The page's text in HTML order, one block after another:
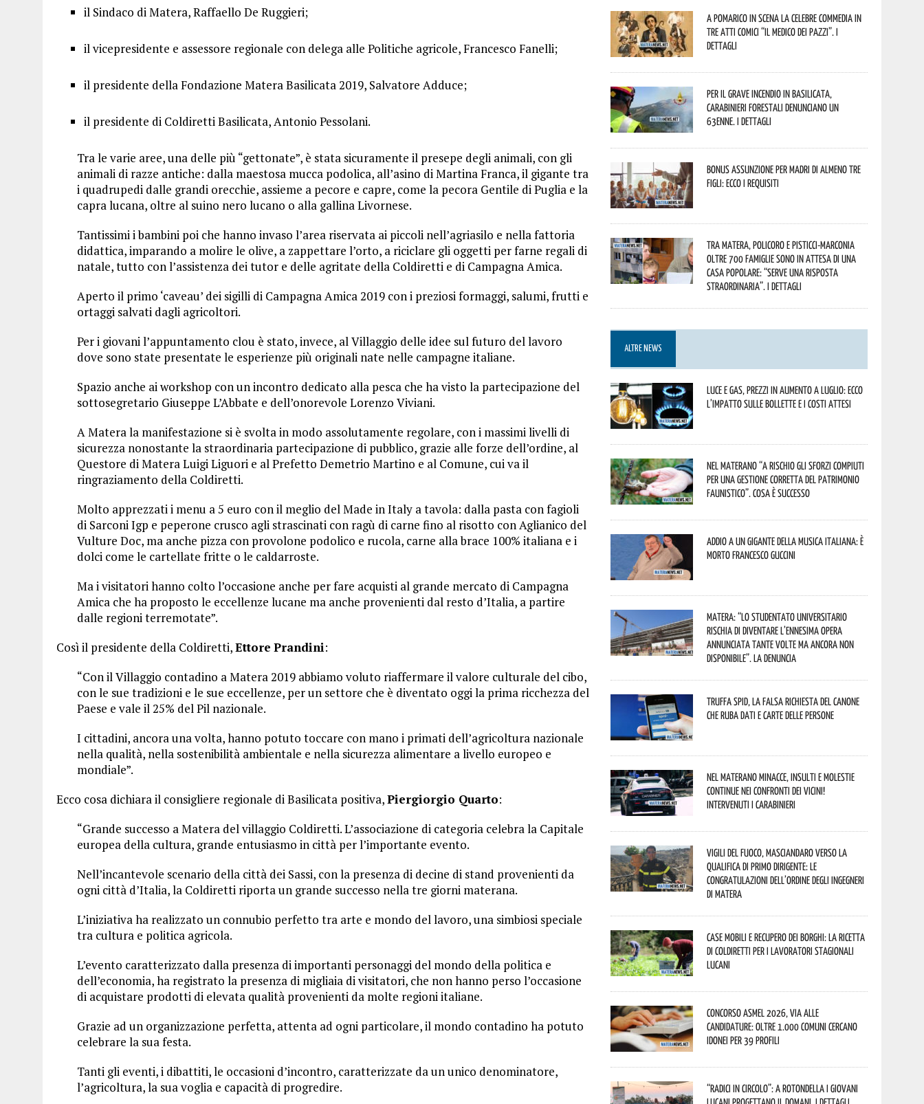
il Sindaco di Matera, Raffaello De Ruggieri;
il vicepresidente e assessore regionale con delega alle Politiche agricole, Francesco Fanelli;
il presidente della Fondazione Matera Basilicata 2019, Salvatore Adduce;
il presidente di Coldiretti Basilicata, Antonio Pessolani.
Tra le varie aree, una delle più “gettonate”, è stata sicuramente il presepe degli animali, con gli
animali di razze antiche: dalla maestosa mucca podolica, all’asino di Martina Franca, il gigante tra
i quadrupedi dalle grandi orecchie, assieme a pecore e capre, come la pecora Gentile di Puglia e la
capra lucana, oltre al suino nero lucano o alla gallina Livornese.
Tantissimi i bambini poi che hanno invaso l’area riservata ai piccoli nell’agriasilo e nella fattoria
didattica, imparando a molire le olive, a zappettare l’orto, a riciclare gli oggetti per farne regali di
natale, tutto con l’assistenza dei tutor e delle agritate della Coldiretti e di Campagna Amica.
Aperto il primo ‘caveau’ dei sigilli di Campagna Amica 2019 con i preziosi formaggi, salumi, frutti e
ortaggi salvati dagli agricoltori.
Per i giovani l’appuntamento clou è stato, invece, al Villaggio delle idee sul futuro del lavoro
dove sono state presentate le esperienze più originali nate nelle campagne italiane.
Spazio anche ai workshop con un incontro dedicato alla pesca che ha visto la partecipazione del
sottosegretario Giuseppe L’Abbate e dell’onorevole Lorenzo Viviani.
A Matera la manifestazione si è svolta in modo assolutamente regolare, con i massimi livelli di
sicurezza nonostante la straordinaria partecipazione di pubblico, grazie alle forze dell’ordine, al
Questore di Matera Luigi Liguori e al Prefetto Demetrio Martino e al Comune, cui va il
ringraziamento della Coldiretti.
Molto apprezzati i menu a 5 euro con il meglio del Made in Italy a tavola: dalla pasta con fagioli
di Sarconi Igp e peperone crusco agli strascinati con ragù di carne fino al risotto con Aglianico del
Vulture Doc, ma anche pizza con provolone podolico e rucola, carne alla brace 100% italiana e i
dolci come le cartellate fritte o le caldarroste.
Ma i visitatori hanno colto l’occasione anche per fare acquisti al grande mercato di Campagna
Amica che ha proposto le eccellenze lucane ma anche provenienti dal resto d’Italia, a partire
dalle regioni terremotate”.
Così il presidente della Coldiretti,Ettore Prandini:
“Con il Villaggio contadino a Matera 2019 abbiamo voluto riaffermare il valore culturale del cibo,
con le sue tradizioni e le sue eccellenze, per un settore che è diventato oggi la prima ricchezza del
Paese e vale il 25% del Pil nazionale.
I cittadini, ancora una volta, hanno potuto toccare con mano i primati dell’agricoltura nazionale
nella qualità, nella sostenibilità ambientale e nella sicurezza alimentare a livello europeo e
mondiale”.
Ecco cosa dichiara il consigliere regionale di Basilicata positiva,Piergiorgio Quarto:
“Grande successo a Matera del villaggio Coldiretti. L’associazione di categoria celebra la Capitale
europea della cultura, grande entusiasmo in città per l’importante evento.
Nell’incantevole scenario della città dei Sassi, con la presenza di decine di stand provenienti da
ogni città d’Italia, la Coldiretti riporta un grande successo nella tre giorni materana.
L’iniziativa ha realizzato un connubio perfetto tra arte e mondo del lavoro, una simbiosi speciale
tra cultura e politica agricola.
L’evento caratterizzato dalla presenza di importanti personaggi del mondo della politica e
dell’economia, ha registrato la presenza di migliaia di visitatori, che non hanno perso l’occasione
di acquistare prodotti di elevata qualità provenienti da molte regioni italiane.
Grazie ad un organizzazione perfetta, attenta ad ogni particolare, il mondo contadino ha potuto
celebrare la sua festa.
Tanti gli eventi, i dibattiti, le occasioni d’incontro, caratterizzate da un unico denominatore,
l’agricoltura, la sua voglia e capacità di progredire.
A Pomarico in scena la celebre commedia in
tre atti comici “Il medico dei pazzi”. I
dettagli
Per il grave incendio in Basilicata,
Carabinieri forestali denunciano un
63enne. I dettagli
Bonus assunzione per madri di almeno tre
figli: ecco i requisiti
Tra Matera, Policoro e Pisticci-Marconia
oltre 700 famiglie sono in attesa di una
casa popolare: “serve una risposta
straordinaria”. I dettagli
ALTRE NEWS
Luce e gas, prezzi in aumento a luglio: ecco
l’impatto sulle bollette e i costi attesi
Nel materano “a rischio gli sforzi compiuti
per una gestione corretta del patrimonio
faunistico”. Cosa è successo
Addio a un gigante della musica italiana: è
morto Francesco Guccini
Matera: “Lo studentato universitario
rischia di diventare l’ennesima opera
annunciata tante volte ma ancora non
disponibile”. La denuncia
Truffa Spid, la falsa richiesta del canone
che ruba dati e carte delle persone
Nel materano minacce, insulti e molestie
continue nei confronti dei vicini!
Intervenuti i Carabinieri
Vigili del Fuoco, Masciandaro verso la
qualifica di Primo Dirigente: le
congratulazioni dell’Ordine degli Ingegneri
di Matera
Case mobili e recupero dei borghi: la ricetta
di Coldiretti per i lavoratori stagionali
lucani
Concorso Asmel 2026, via alle
candidature: oltre 1.000 Comuni cercano
idonei per 39 profili
“Radici in Circolo”: a Rotondella i giovani